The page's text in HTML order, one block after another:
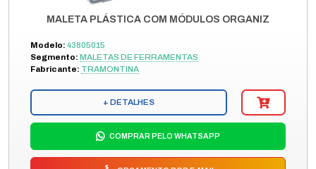
MALETA PLÁSTICA COM MÓDULOS ORGANIZ
Modelo: 43805015
Segmento: MALETAS DE FERRAMENTAS
Fabricante: TRAMONTINA
+ DETALHES
COMPRAR PELO WHATSAPP